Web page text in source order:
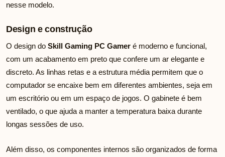
nesse modelo.
Design e construção
O design do Skill Gaming PC Gamer é moderno e funcional,
com um acabamento em preto que confere um ar elegante e
discreto. As linhas retas e a estrutura média permitem que o
computador se encaixe bem em diferentes ambientes, seja em
um escritório ou em um espaço de jogos. O gabinete é bem
ventilado, o que ajuda a manter a temperatura baixa durante
longas sessões de uso.
Além disso, os componentes internos são organizados de forma